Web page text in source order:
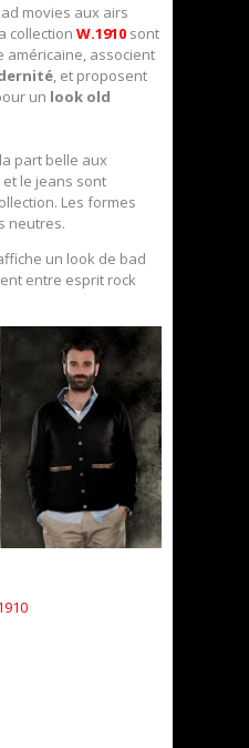
movies aux airs
collection W.1910 sont
américaine, associent
, et proposent
un look old
part belle aux
le jeans sont
Les formes
neutres.
un look de bad
entre esprit rock